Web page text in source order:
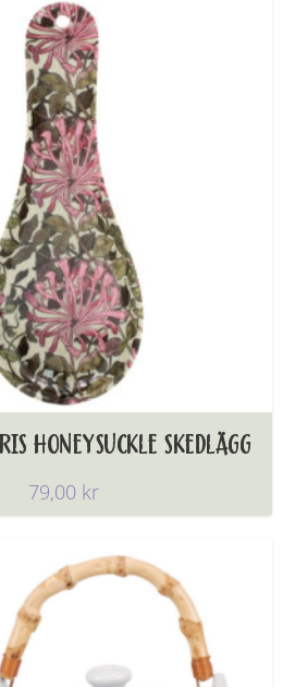
HONEYSUCKLE SKEDLÄGG
79,00 kr